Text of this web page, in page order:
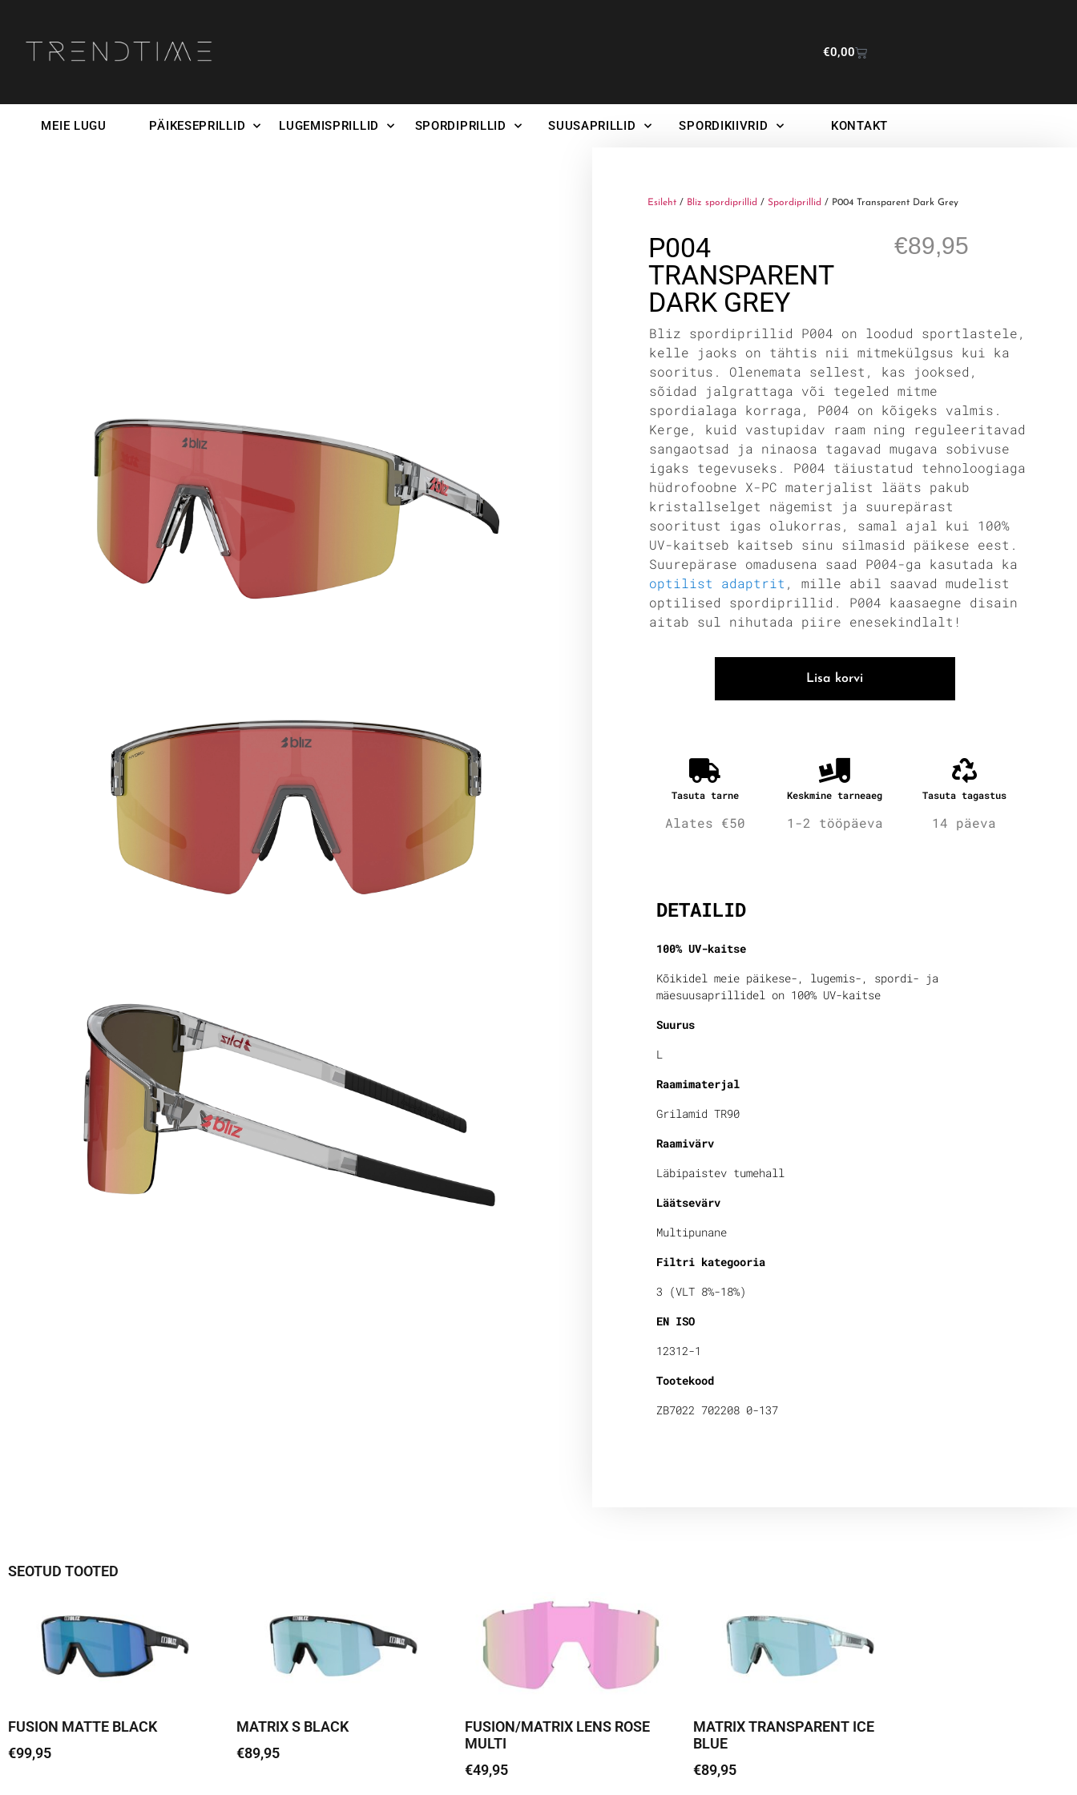
€0,00
MEIE LUGU PÄIKESEPRILLID LUGEMISPRILLID SPORDIPRILLID SUUSAPRILLID SPORDIKIIVRID KONTAKT
Esileht / Bliz spordiprillid /Spordiprillid / P004 Transparent Dark Grey
P004
TRANSPARENT
DARK GREY
€89,95
Bliz spordiprillid P004 on loodud sportlastele,
kelle jaoks on tähtis nii mitmekülgsus kui ka
sooritus. Olenemata sellest, kas jooksed,
sõidad jalgrattaga või tegeled mitme
spordialaga korraga, P004 on kõigeks valmis.
Kerge, kuid vastupidav raam ning reguleeritavad
sangaotsad ja ninaosa tagavad mugava sobivuse
igaks tegevuseks. P004 täiustatud tehnoloogiaga
hüdrofoobne X-PC materjalist lääts pakub
kristallselget nägemist ja suurepärast
sooritust igas olukorras, samal ajal kui 100%
UV-kaitseb kaitseb sinu silmasid päikese eest.
Suurepärase omadusena saad P004-ga kasutada ka
optilist adaptrit , mille abil saavad mudelist
optilised spordiprillid. P004 kaasaegne disain
aitab sul nihutada piire enesekindlalt!
Lisa korvi
Tasuta tarne
Alates €50
Keskmine tarneaeg
1-2 tööpäeva
Tasuta tagastus
14 päeva
DETAILID
100% UV-kaitse
Kõikidel meie päikese-, lugemis-, spordi- ja
mäesuusaprillidel on 100% UV-kaitse
Suurus
L
Raamimaterjal
Grilamid TR90
Raamivärv
Läbipaistev tumehall
Läätsevärv
Multipunane
Filtri kategooria
3 (VLT 8%-18%)
EN ISO
12312-1
Tootekood
ZB7022 702208 0-137
SEOTUD TOOTED
FUSION MATTE BLACK
€99,95
MATRIX S BLACK
€89,95
FUSION/MATRIX LENS ROSE
MULTI
€49,95
MATRIX TRANSPARENT ICE
BLUE
€89,95